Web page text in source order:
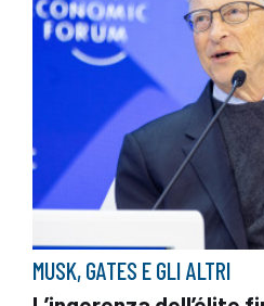
MUSK, GATES E GLI ALTRI